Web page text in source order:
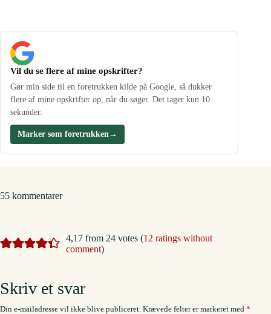
Vil du se flere af mine opskrifter?
Gør min side til en foretrukken kilde på Google, så dukker
flere af mine opskrifter op, når du søger. Det tager kun 10
sekunder.
Marker som foretrukken →
55 kommentarer
4,17 from 24 votes (12 ratings without
comment)
Skriv et svar
Din e-mailadresse vil ikke blive publiceret. Krævede felter er markeret med *